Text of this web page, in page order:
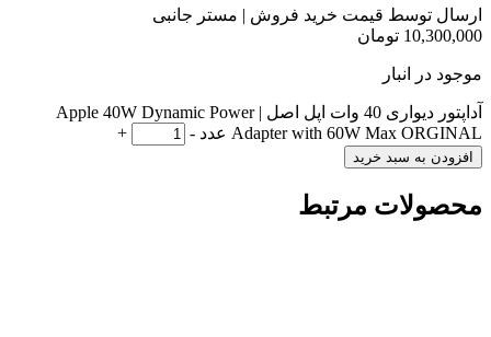
ارسال توسط قیمت خرید فروش | مستر جانبی
10,300,000 تومان
موجود در انبار
آداپتور دیواری 40 وات اپل اصل | Apple 40W Dynamic Power
Adapter with 60W Max ORGINAL عدد
-
+
افزودن به سبد خرید
محصولات مرتبط